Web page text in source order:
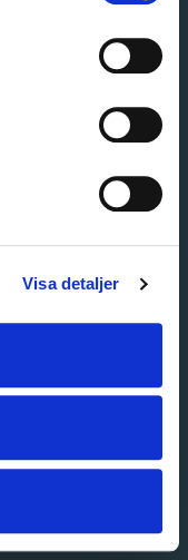
Visa detaljer
Customer service